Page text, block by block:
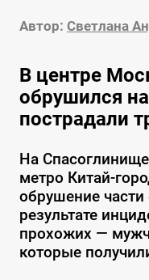
Автор: Светлана
В центре
обрушился
пострадали
На
метро Китай-
обрушение
результате
прохожих —
которые